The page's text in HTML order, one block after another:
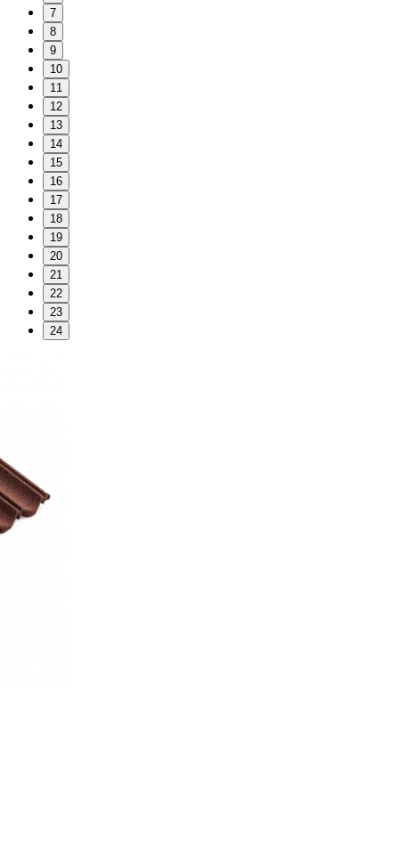
7
8
9
10
11
12
13
14
15
16
17
18
19
20
21
22
23
24